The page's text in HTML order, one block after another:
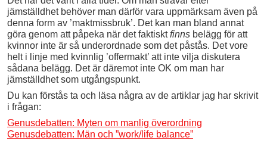
jämställdhet behöver man därför vara uppmärksam även på
denna form av ’maktmissbruk’. Det kan man bland annat
göra genom att påpeka när det faktisktfinns belägg för att
kvinnor inte är så underordnade som det påstås. Det vore
helt i linje med kvinnlig ’offermakt’ att inte vilja diskutera
sådana belägg. Det är däremot inte OK om man har
jämställdhet som utgångspunkt.
Du kan förstås ta och läsa några av de artiklar jag har skrivit
i frågan:
Genusdebatten: Myten om manlig överordning
Genusdebatten: Män och ”work/life balance”